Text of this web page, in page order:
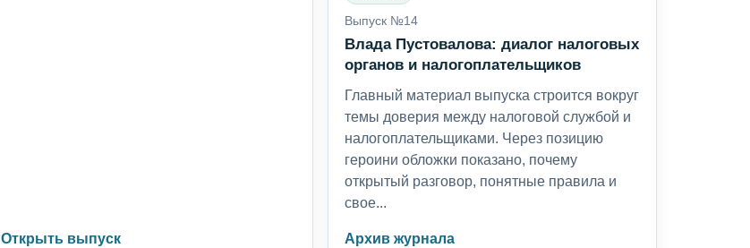
Открыть выпуск
Выпуск №14
Влада Пустовалова: диалог налоговых
органов и налогоплательщиков
Главный материал выпуска строится вокруг
темы доверия между налоговой службой и
налогоплательщиками. Через позицию
героини обложки показано, почему
открытый разговор, понятные правила и
свое...
Архив журнала